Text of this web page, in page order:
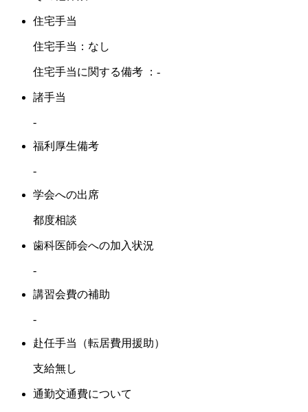
住宅手当
住宅手当：なし
住宅手当に関する備考 ：-
諸手当
-
福利厚生備考
-
学会への出席
都度相談
歯科医師会への加入状況
-
講習会費の補助
-
赴任手当（転居費用援助）
支給無し
通勤交通費について